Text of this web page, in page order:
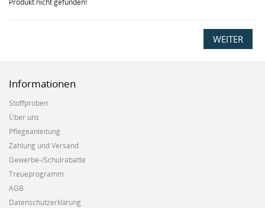
Produkt nicht gefunden!
WEITER
Informationen
Stoffproben
Über uns
Pflegeanleitung
Zahlung und Versand
Gewerbe-/Schulrabatte
Treueprogramm
AGB
Datenschutzerklärung